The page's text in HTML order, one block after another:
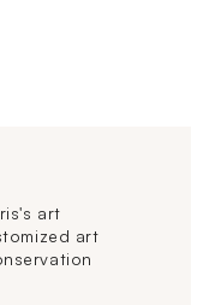
art
art